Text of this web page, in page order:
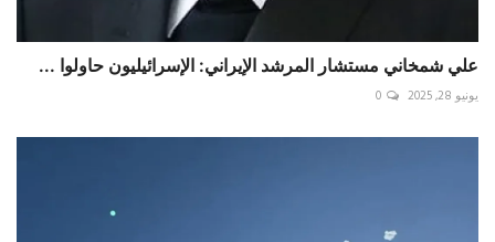
علي شمخاني مستشار المرشد الإيراني: الإسرائيليون حاولوا ...
يونيو 28, 2025 0